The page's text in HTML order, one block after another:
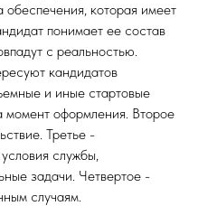
которая имеет
понимает ее состав
с реальностью.
кандидатов
и иные стартовые
момент оформления. Второе
Третье -
службы,
задачи. Четвертое -
случаям.